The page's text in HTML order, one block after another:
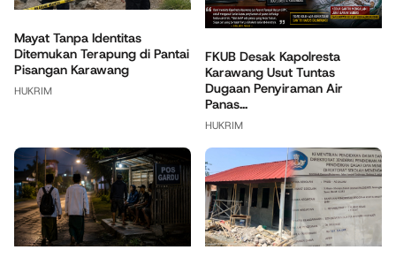
Mayat Tanpa Identitas
Ditemukan Terapung di Pantai
Pisangan Karawang
HUKRIM
FKUB Desak Kapolresta
Karawang Usut Tuntas
Dugaan Penyiraman Air
Panas...
HUKRIM